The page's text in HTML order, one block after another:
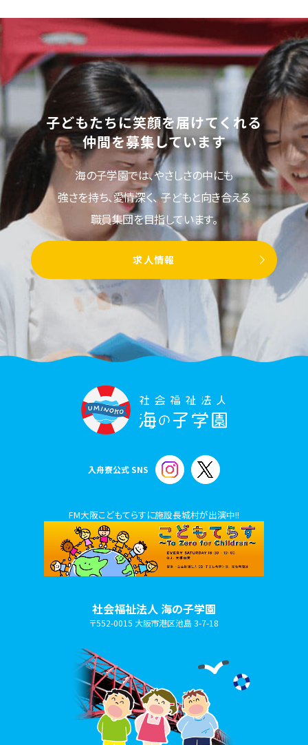
子どもたちに笑顔を届けてくれる
仲間を募集しています
海の子学園では、やさしさの中にも
強さを持ち、愛情深く、子どもと向き合える
職員集団を目指しています。
求人情報
入舟寮公式 SNS
FM大阪こどもてらすに施設長城村が出演中!!
社会福祉法人 海の子学園
〒552-0015 大阪市港区池島 3-7-18